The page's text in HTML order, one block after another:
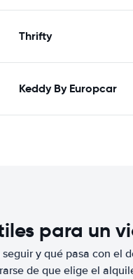
Thrifty
Keddy By Europcar
para un
y qué pasa con el
de que elige el